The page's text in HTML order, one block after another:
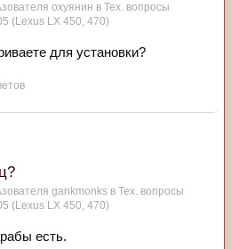
охуянин в Тех. вопросы
(Lexus LX 450, 470)
для установки?
gankmonks в Тех. вопросы
(Lexus LX 450, 470)
есть.